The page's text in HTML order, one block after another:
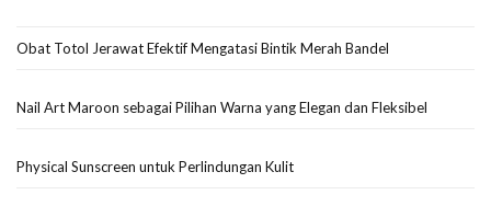
Obat Totol Jerawat Efektif Mengatasi Bintik Merah Bandel
Nail Art Maroon sebagai Pilihan Warna yang Elegan dan Fleksibel
Physical Sunscreen untuk Perlindungan Kulit